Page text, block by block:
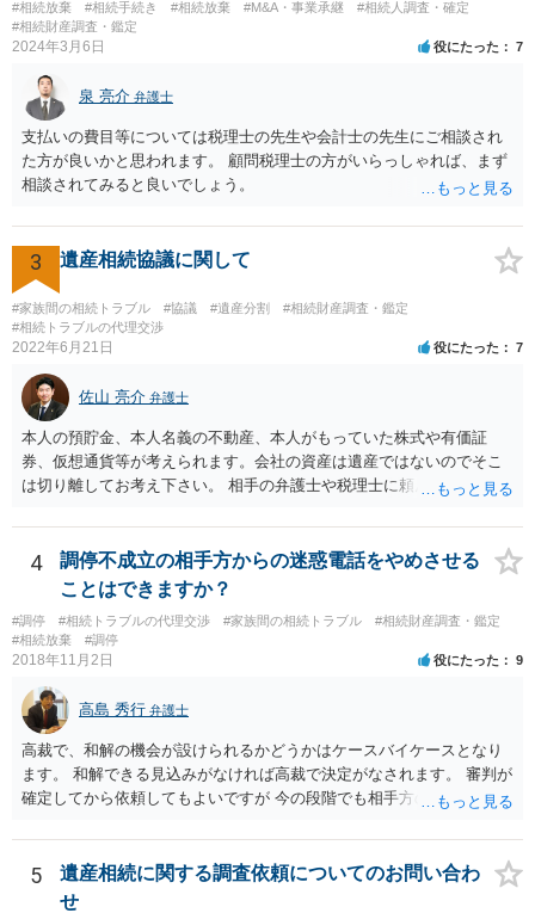
いた方が良い事と書かない方が良い事 回答： お姉さんが申立書の「申
立ての趣旨」のところに書いている遺産の分け方に対して意見があれ
ば、まずそれを書くとよいです。 次に「申立ての理由」のところに、
なぜ調停を申し立てたのか(例えば、あかささんと話合いが出来ない／
決裂した、など)や亡くなった方・あかささん・お姉さん間の事情やい
きさつなどが書かれていると思うので、あかささんから見てそれは違
うと感じるところは、どのように違うのか、など書くとよいです。 そ
の他、お姉さんの申立書には書かれていないけど、どのように遺産を
(例えば、○○のときにお姉さんは亡くなった方からお金を援助してもら
った等)、それも書くとよいです。 書かない方が良いと思うことは、遺
産分割に関係ない(と思われる)いきさつを沢山盛り込むことだと考えま
す(あくまで遺産分割に関係することに留める方が、裁判所や調停委員
の方に事情を理解してもらいやすいと思います)。
#相続放棄 #相続手続き #相続放棄 #M&A・事業承継
#相続人調査・確定
#相続財産調査・鑑定
2024年3月6日 役にたった 7
泉 亮介 弁護士
支払いの費目等については税理士の先生や会計士の先生にご相談され
た方が良いかと思われます。 顧問税理士の方がいらっしゃれば、まず
相談されてみると良いでしょう。
3 遺産相続協議に関して
#家族間の相続トラブル #協議 #遺産分割
#相続財産調査・鑑定
#相続トラブルの代理交渉
2022年6月21日 役にたった 7
佐山 亮介 弁護士
本人の預貯金、本人名義の不動産、本人がもっていた株式や有価証
券、仮想通貨等が考えられます。会社の資産は遺産ではないのでそこ
は切り離してお考え下さい。 相手の弁護士や税理士に頼んでも守秘義
意に開示を求め、応じなければ「調査嘱託」という手続きを使って銀
行等に照会をかけることになるでしょう。 不動産は、相続登記が済ん
でいなければ市役所ないし区役所に、お子様と義父様のつながりがわ
かる戸籍一式を揃えてもちこみ、「名寄せ」という手続きをすると、
分かると思います。遺産分割協議書の偽造等により既に相続登記され
てしまっている場合は、住所などに当たりをつけて登記名義を調べて
すが、現代では、各々が自由に価格設定をしていますので、特に相場
はお示しできません。ただし、かつて日本弁護士連合会が設けていた
報酬基準を踏まえて価格設定している弁護士は一定数いると思います
ので、それが一応の目安となるでしょう。
4
調停不成立の相手方からの迷惑電話をやめさせる
ことはできますか？
#調停 #相続トラブルの代理交渉 #家族間の相続トラブル
#相続財産調査・鑑定
#相続放棄
#調停
2018年11月2日 役にたった 9
高島 秀行 弁護士
高裁で、和解の機会が設けられるかどうかはケースバイケースとなり
ます。 和解できる見込みがなければ高裁で決定がなされます。 審判が
確定してから依頼してもよいですが 今の段階でも相手方の連絡が迷惑
5
遺産相続に関する調査依頼についてのお問い合わ
せ